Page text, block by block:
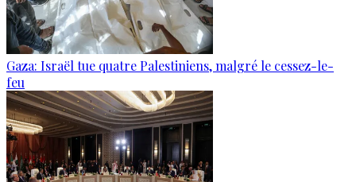
Gaza: Israël tue quatre Palestiniens, malgré le cessez-le-
feu